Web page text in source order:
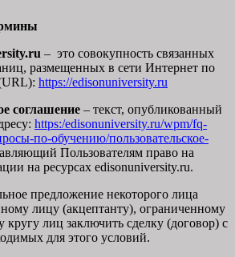
– это совокупность связанных
размещенных в сети Интернет по
https://edisonuniversity.ru
соглашение – текст, опубликованный
https:/edisonuniversity.ru/wpm/fq-
по-обучению/пользовательское-
Пользователям право на
на ресурсах edisonuniversity.ru.
предложение некоторого лица
лицу (акцептанту), ограниченному
лиц заключить сделку (договор) с
для этого условий.